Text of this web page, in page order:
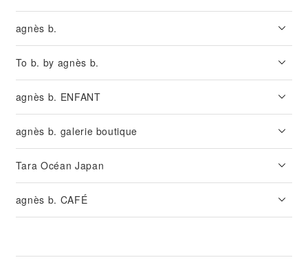
agnès b.
To b. by agnès b.
agnès b. ENFANT
agnès b. galerie boutique
Tara Océan Japan
agnès b. CAFÉ